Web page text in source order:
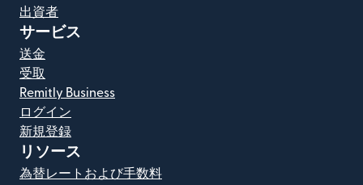
出資者
サービス
送金
受取
Remitly Business
ログイン
新規登録
リソース
為替レートおよび手数料